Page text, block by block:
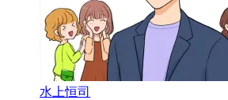
水上恒司